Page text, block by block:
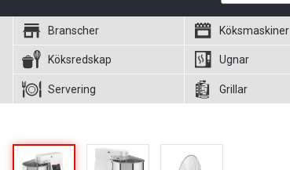
Branscher Köksmaskiner
Köksredskap Ugnar
Servering Grillar